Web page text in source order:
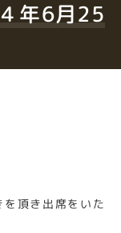
年6月25
頂き出席をいた